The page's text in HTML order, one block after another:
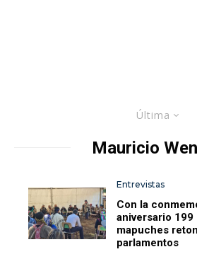
Última
Mauricio
Entrevistas
Con la
aniversario 199
mapuches
parlamentos